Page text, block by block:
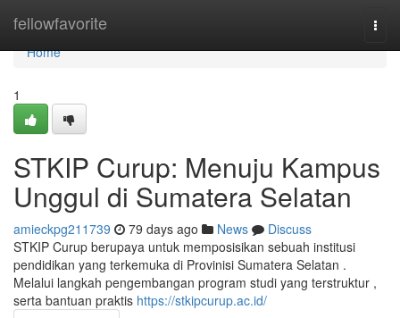
fellowfavorite
Home
Home
1
STKIP Curup: Menuju Kampus
Unggul di Sumatera Selatan
amieckpg211739 79 days ago News
Discuss
STKIP Curup berupaya untuk memposisikan sebuah institusi
pendidikan yang terkemuka di Provinisi Sumatera Selatan .
Melalui langkah pengembangan program studi yang terstruktur ,
serta bantuan praktis https://stkipcurup.ac.id/